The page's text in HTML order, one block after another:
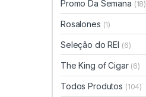
Promo Da Semana (18)
Rosalones (1)
Seleção do REI (6)
The King of Cigar (6)
Todos Produtos (104)